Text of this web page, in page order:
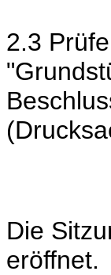
2.3
Die
eröffnet.